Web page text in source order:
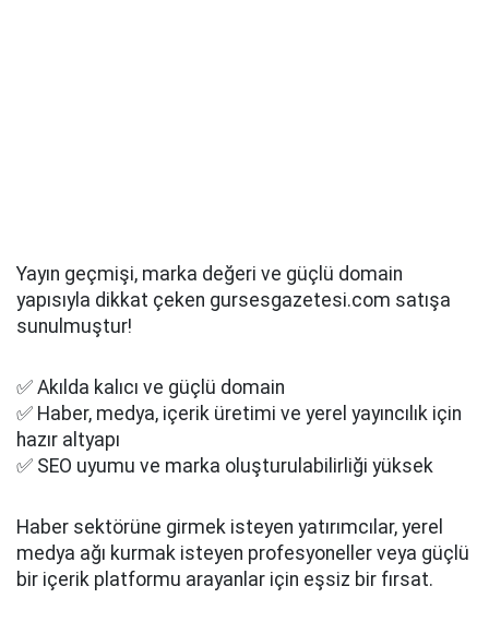
Yayın geçmişi, marka değeri ve güçlü domain
yapısıyla dikkat çeken gursesgazetesi.com satışa
sunulmuştur!
✅ Akılda kalıcı ve güçlü domain
✅ Haber, medya, içerik üretimi ve yerel yayıncılık için
hazır altyapı
✅ SEO uyumu ve marka oluşturulabilirliği yüksek
Haber sektörüne girmek isteyen yatırımcılar, yerel
medya ağı kurmak isteyen profesyoneller veya güçlü
bir içerik platformu arayanlar için eşsiz bir fırsat.